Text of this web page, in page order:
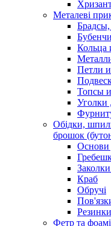
Металеві
Кольца
Петли
Топсы
Уголки
Обідки,
брошок
Основи
Краб
Обручі
Резинки
Фетр та